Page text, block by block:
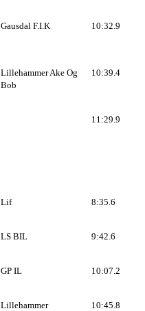
Gausdal F.I.K 10:32.9
Lillehammer Ake Og
Bob
10:39.4
11:29.9
Lif 8:35.6
LS BIL 9:42.6
GP IL 10:07.2
Lillehammer
10:45.8